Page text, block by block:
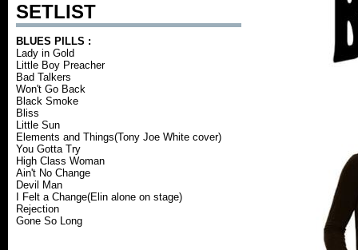
SETLIST
BLUES PILLS :
Lady in Gold
Little Boy Preacher
Bad Talkers
Won't Go Back
Black Smoke
Bliss
Little Sun
Elements and Things(Tony Joe White cover)
You Gotta Try
High Class Woman
Ain't No Change
Devil Man
I Felt a Change(Elin alone on stage)
Rejection
Gone So Long